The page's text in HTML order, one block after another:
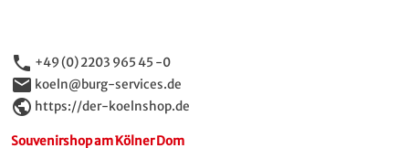
phone +49 (0) 2203 965 45 -0
email koeln@burg-services.de
public https://der-koelnshop.de
Souvenirshop am Kölner Dom